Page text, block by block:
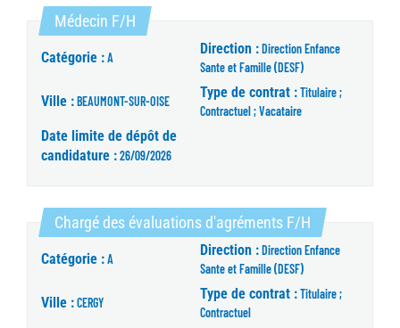
Médecin F/H (Nouvelle fenêtre)
Catégorie :A
Direction :Direction Enfance
Sante et Famille (DESF)
Ville :BEAUMONT-SUR-OISE
Type de contrat :Titulaire ;
Contractuel ; Vacataire
Date limite de dépôt de
candidature :26/09/2026
Chargé des évaluations d'agréments F/H (Nouvelle
Catégorie :A
Direction :Direction Enfance
Sante et Famille (DESF)
Ville :CERGY
Type de contrat :Titulaire ;
Contractuel